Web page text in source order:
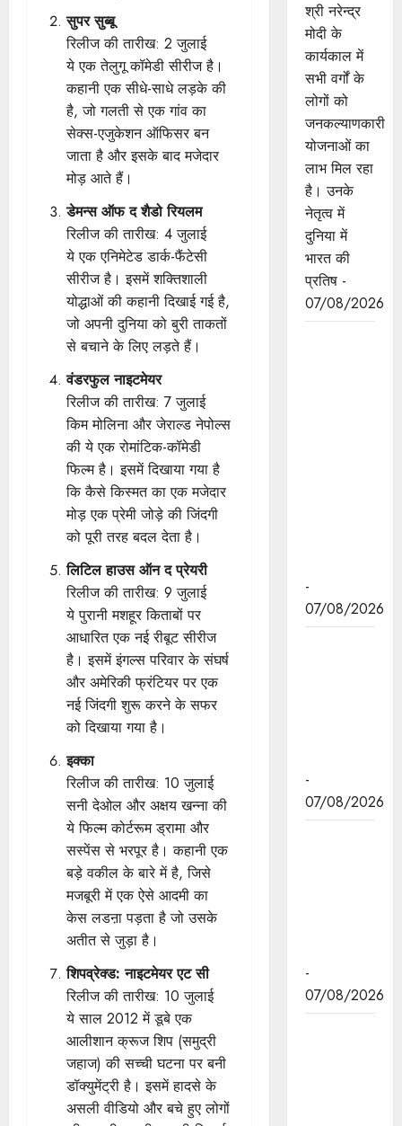
सुपर सुब्बू
रिलीज की तारीख: 2 जुलाई
ये एक तेलुगू कॉमेडी सीरीज है।
कहानी एक सीधे-साधे लड़के की
है, जो गलती से एक गांव का
सेक्स-एजुकेशन ऑफिसर बन
जाता है और इसके बाद मजेदार
मोड़ आते हैं।
डेमन्स ऑफ द शैडो रियलम
रिलीज की तारीख: 4 जुलाई
ये एक एनिमेटेड डार्क-फैंटेसी
सीरीज है। इसमें शक्तिशाली
योद्धाओं की कहानी दिखाई गई है,
जो अपनी दुनिया को बुरी ताकतों
से बचाने के लिए लड़ते हैं।
वंडरफुल नाइटमेयर
रिलीज की तारीख: 7 जुलाई
किम मोलिना और जेराल्ड नेपोल्स
की ये एक रोमांटिक-कॉमेडी
फिल्म है। इसमें दिखाया गया है
कि कैसे किस्मत का एक मजेदार
मोड़ एक प्रेमी जोड़े की जिंदगी
को पूरी तरह बदल देता है।
लिटिल हाउस ऑन द प्रेयरी
रिलीज की तारीख: 9 जुलाई
ये पुरानी मशहूर किताबों पर
आधारित एक नई रीबूट सीरीज
है। इसमें इंगल्स परिवार के संघर्ष
और अमेरिकी फ्रंटियर पर एक
नई जिंदगी शुरू करने के सफर
को दिखाया गया है।
इक्का
रिलीज की तारीख: 10 जुलाई
सनी देओल और अक्षय खन्ना की
ये फिल्म कोर्टरूम ड्रामा और
सस्पेंस से भरपूर है। कहानी एक
बड़े वकील के बारे में है, जिसे
मजबूरी में एक ऐसे आदमी का
केस लडऩा पड़ता है जो उसके
अतीत से जुड़ा है।
शिपव्रेक्ड: नाइटमेयर एट सी
रिलीज की तारीख: 10 जुलाई
ये साल 2012 में डूबे एक
आलीशान क्रूज शिप (समुद्री
जहाज) की सच्ची घटना पर बनी
डॉक्युमेंट्री है। इसमें हादसे के
असली वीडियो और बचे हुए लोगों
श्री नरेन्द्र
मोदी के
कार्यकाल में
सभी वर्गों के
लोगों को
जनकल्याणकारी
योजनाओं का
लाभ मिल रहा
है। उनके
नेतृत्व में
दुनिया में
भारत की
प्रतिष -
07/08/2026
-
07/08/2026
-
07/08/2026
-
07/08/2026